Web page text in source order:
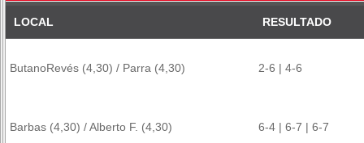
LOCAL RESULTADO
ButanoRevés (4,30) / Parra (4,30) 2-6 | 4-6
Barbas (4,30) / Alberto F. (4,30) 6-4 | 6-7 | 6-7